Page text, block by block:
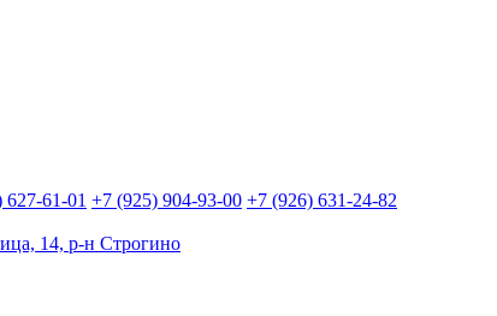
627-61-01 +7 (925) 904-93-00 +7 (926) 631-24-82
14, р-н Строгино